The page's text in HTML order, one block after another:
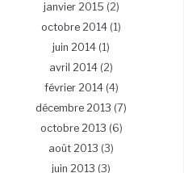
janvier 2015 (2)
octobre 2014 (1)
juin 2014 (1)
avril 2014 (2)
février 2014(4)
décembre 2013 (7)
octobre 2013 (6)
août 2013 (3)
juin 2013 (3)